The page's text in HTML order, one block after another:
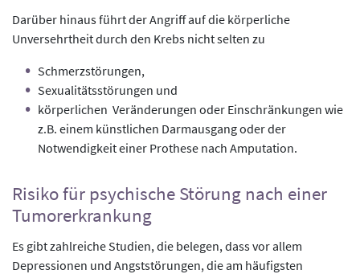
Darüber hinaus führt der Angriff auf die körperliche
Unversehrtheit durch den Krebs nicht selten zu
Schmerzstörungen,
Sexualitätsstörungen und
körperlichen Veränderungen oder Einschränkungen wie
z.B. einem künstlichen Darmausgang oder der
Notwendigkeit einer Prothese nach Amputation.
Risiko für psychische Störung nach einer
Tumorerkrankung
Es gibt zahlreiche Studien, die belegen, dass vor allem
Depressionen und Angststörungen, die am häufigsten